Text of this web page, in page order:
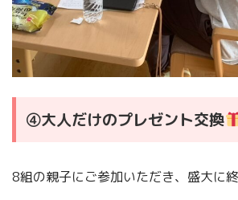
④大人だけのプレゼント交換
8組の親子にご参加いただき、盛大に終